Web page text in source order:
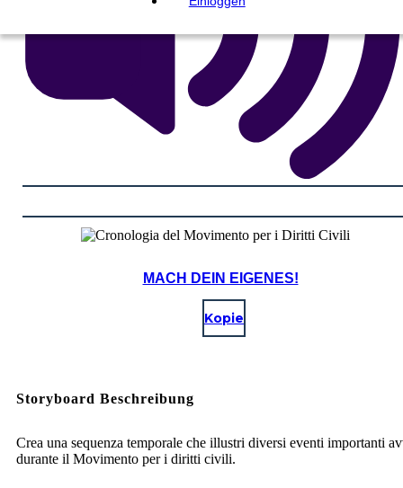
MACH DEIN EIGENES!
Kopie
Storyboard Beschreibung
Crea una sequenza temporale che illustri diversi eventi importanti
durante il Movimento per i diritti civili.